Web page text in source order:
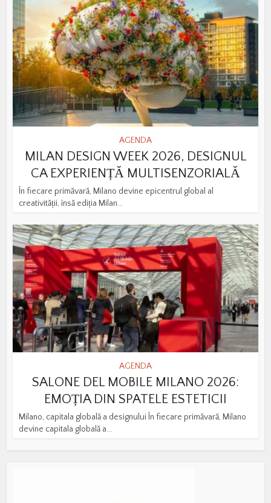
AGENDA
MILAN DESIGN WEEK 2026, DESIGNUL
CA EXPERIENȚĂ MULTISENZORIALĂ
În fiecare primăvară, Milano devine epicentrul global al
creativității, însă ediția Milan...
AGENDA
SALONE DEL MOBILE MILANO 2026:
EMOȚIA DIN SPATELE ESTETICII
Milano, capitala globală a designului În fiecare primăvară, Milano
devine capitala globală a...